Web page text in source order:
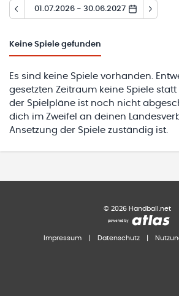
01.07.2026 - 30.06.2027
Keine Spiele gefunden
Es sind keine Spiele vorhanden.
gesetzten Zeitraum keine Spiele
der Spielpläne ist noch nicht
dich im Zweifel an deinen
Ansetzung der Spiele zuständig ist.
© 2026 Handball.net
Impressum Datenschutz